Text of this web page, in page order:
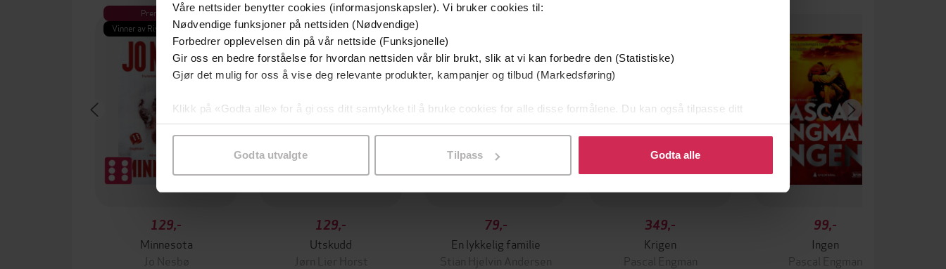
Våre nettsider benytter cookies (informasjonskapsler). Vi bruker cookies til:
Nødvendige funksjoner på nettsiden (Nødvendige)
Forbedrer opplevelsen din på vår nettside (Funksjonelle)
Gir oss en bedre forståelse for hvordan nettsiden vår blir brukt, slik at vi kan forbedre den (Statistiske)
Gjør det mulig for oss å vise deg relevante produkter, kampanjer og tilbud (Markedsføring)
Klikk på «Godta alle» for å gi oss ditt samtykke til å bruke cookies for alle disse formålene. Du kan også tilpasse ditt
samtykke til spesifikke formål ved å klikke på «Tilpass». Du kan når som helst trekke tilbake eller endre ditt samtykke.
Godta utvalgte Tilpass Godta alle
Premium
Vinner av Rivertonprisen
129,-
Minnesota
Jo Nesbø
Premium
Første gang på tilbud
129,-
Utskudd
Jørn Lier Horst
Premium
79,-
En lykkelig familie
Stian Hjelvin Andersen
349,-
Krigen
Pascal Engman
99,-
Ingen
Pascal Engman